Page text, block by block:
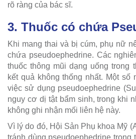
rõ ràng của bác sĩ.
3. Thuốc có chứa
Khi mang thai và bị cúm, phụ nữ
chứa pseudoephedrine. Các
thuốc thông mũi dạng uống trong
kết quả không thống nhất. Một số
việc sử dụng pseudoephedrine
nguy cơ dị tật bẩm sinh, trong khi
không ghi nhận mối liên hệ này.
Vì lý do đó, Hội Sản Phụ khoa Mỹ